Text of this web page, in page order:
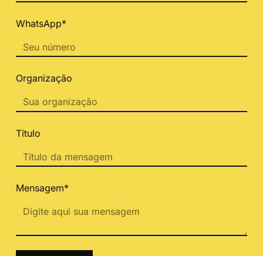
WhatsApp*
Organização
Título
Mensagem*